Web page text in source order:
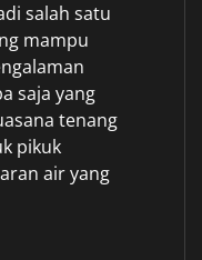
salah satu
mampu
saja yang
tenang
pikuk
air yang